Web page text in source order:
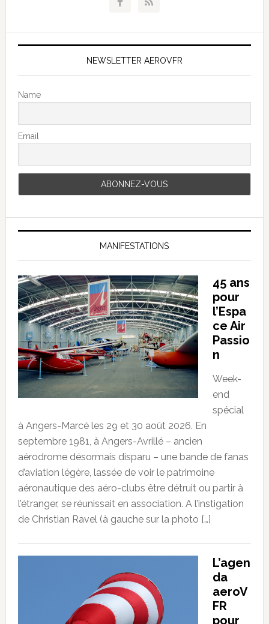
NEWSLETTER AEROVFR
Name
Email
MANIFESTATIONS
45 ans
pour
l’Espa
ce Air
Passio
n
Week-
end
spécial
à Angers-Marcé les 29 et 30 août 2026. En
septembre 1981, à Angers-Avrillé – ancien
aérodrome désormais disparu – une bande de fanas
d’aviation légère, lassée de voir le patrimoine
aéronautique des aéro-clubs être détruit ou partir à
l’étranger, se réunissait en association. A l’instigation
de Christian Ravel (à gauche sur la photo […]
L’agen
da
aeroV
FR
pour